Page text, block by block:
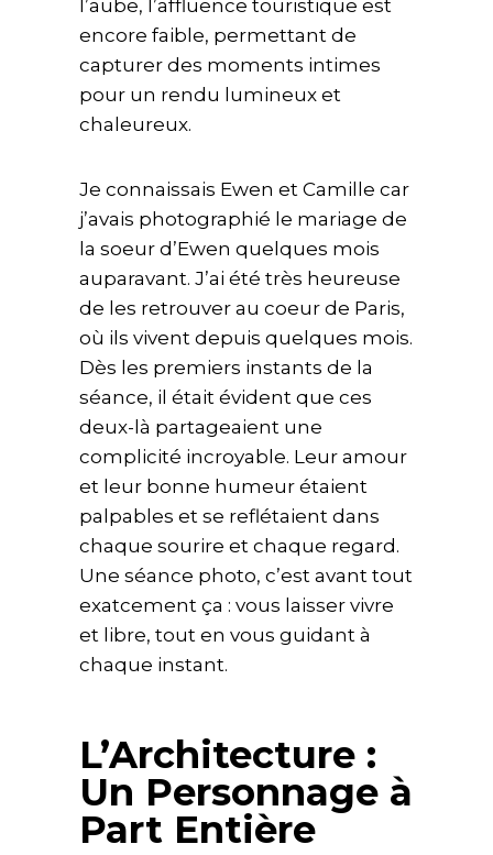
l’aube, l’affluence touristique est
encore faible, permettant de
capturer des moments intimes
pour un rendu lumineux et
chaleureux.
Je connaissais Ewen et Camille car
j’avais photographié le mariage de
la soeur d’Ewen quelques mois
auparavant. J’ai été très heureuse
de les retrouver au coeur de Paris,
où ils vivent depuis quelques mois.
Dès les premiers instants de la
séance, il était évident que ces
deux-là partageaient une
complicité incroyable. Leur amour
et leur bonne humeur étaient
palpables et se reflétaient dans
chaque sourire et chaque regard.
Une séance photo, c’est avant tout
exatcement ça : vous laisser vivre
et libre, tout en vous guidant à
chaque instant.
L’Architecture :
Un Personnage à
Part Entière